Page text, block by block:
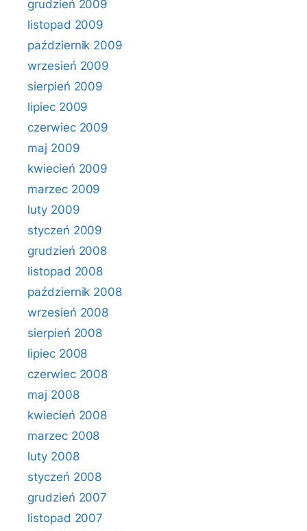
grudzień 2009
listopad 2009
październik 2009
wrzesień 2009
sierpień 2009
lipiec 2009
czerwiec 2009
maj 2009
kwiecień 2009
marzec 2009
luty 2009
styczeń 2009
grudzień 2008
listopad 2008
październik 2008
wrzesień 2008
sierpień 2008
lipiec 2008
czerwiec 2008
maj 2008
kwiecień 2008
marzec 2008
luty 2008
styczeń 2008
grudzień 2007
listopad 2007